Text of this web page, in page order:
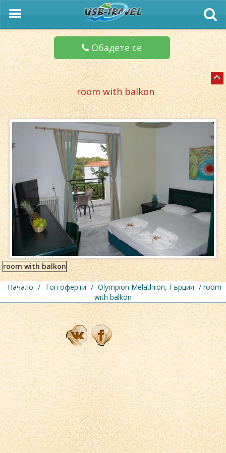
Обадете се
room with balkon
room with balkon
Начало / Топ оферти / Olympion Melathron, Гърция / room
with balkon